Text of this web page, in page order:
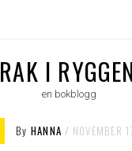
RAK I
en bokblogg
By HANNA NOVEMBER